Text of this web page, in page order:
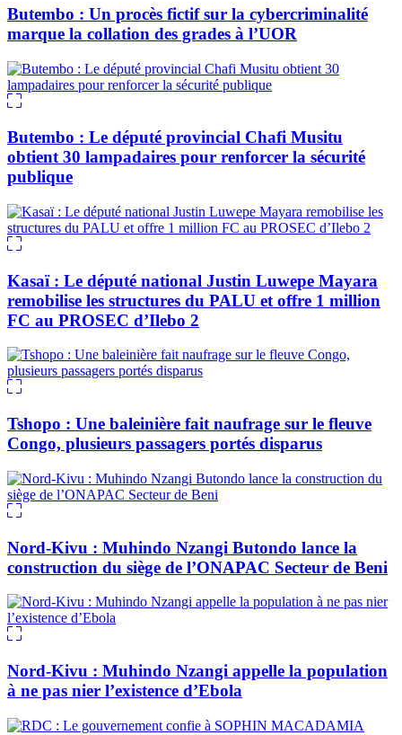
Butembo : Un procès fictif sur la cybercriminalité
marque la collation des grades à l’UOR
Butembo : Le député provincial Chafi Musitu
obtient 30 lampadaires pour renforcer la sécurité
publique
Kasaï : Le député national Justin Luwepe Mayara
remobilise les structures du PALU et offre 1 million
FC au PROSEC d’Ilebo 2
Tshopo : Une baleinière fait naufrage sur le fleuve
Congo, plusieurs passagers portés disparus
Nord-Kivu : Muhindo Nzangi Butondo lance la
construction du siège de l’ONAPAC Secteur de Beni
Nord-Kivu : Muhindo Nzangi appelle la population
à ne pas nier l’existence d’Ebola